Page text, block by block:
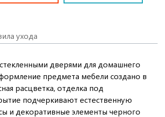
ухода
дверями для домашнего
предмета мебели создано в
расцветка, отделка под
подчеркивают естественную
и декоративные элементы черного